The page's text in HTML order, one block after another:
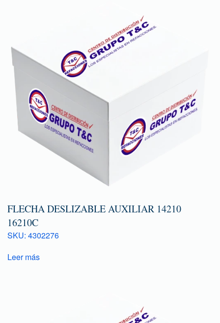
FLECHA DESLIZABLE AUXILIAR 14210
16210C
SKU: 4302276
Leer más